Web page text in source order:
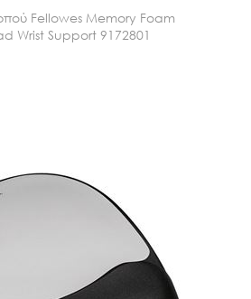
Fellowes Memory Foam
Wrist Support 9172801